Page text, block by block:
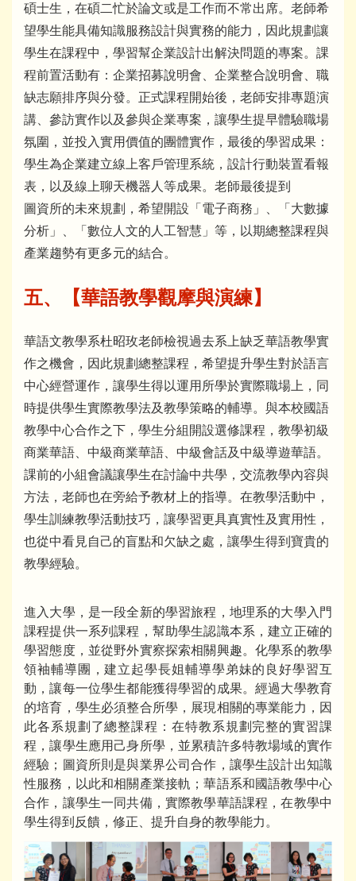
碩士生，在碩二忙於論文或是工作而不常出席。老師希
望學生能具備知識服務設計與實務的能力，因此規劃讓
學生在課程中，學習幫企業設計出解決問題的專案。課
程前置活動有：企業招募說明會、企業整合說明會、職
缺志願排序與分發。正式課程開始後，老師安排專題演
講、參訪實作以及參與企業專案，讓學生提早體驗職場
氛圍，並投入實用價值的團體實作，最後的學習成果：
學生為企業建立線上客戶管理系統，設計行動裝置看報
表，以及線上聊天機器人等成果。老師最後提到
圖資所的未來規劃，希望開設「電子商務」、「大數據
分析」、「數位人文的人工智慧」等，以期總整課程與
產業趨勢有更多元的結合。
五、 【華語教學觀摩與演練】
華語文教學系杜昭玫老師檢視過去系上缺乏華語教學實
作之機會，因此規劃總整課程，希望提升學生對於語言
中心經營運作，讓學生得以運用所學於實際職場上，同
時提供學生實際教學法及教學策略的輔導。與本校國語
教學中心合作之下，學生分組開設選修課程，教學初級
商業華語、中級商業華語、中級會話及中級導遊華語。
課前的小組會議讓學生在討論中共學，交流教學內容與
方法，老師也在旁給予教材上的指導。在教學活動中，
學生訓練教學活動技巧，讓學習更具真實性及實用性，
也從中看見自己的盲點和欠缺之處，讓學生得到寶貴的
教學經驗。
進入大學，是一段全新的學習旅程，地理系的大學入門
課程提供一系列課程，幫助學生認識本系，建立正確的
學習態度，並從野外實察探索相關興趣。化學系的教學
領袖輔導團，建立起學長姐輔導學弟妹的良好學習互
動，讓每一位學生都能獲得學習的成果。經過大學教育
的培育，學生必須整合所學，展現相關的專業能力，因
此各系規劃了總整課程：在特教系規劃完整的實習課
程，讓學生應用己身所學，並累積許多特教場域的實作
經驗；圖資所則是與業界公司合作，讓學生設計出知識
性服務，以此和相關產業接軌；華語系和國語教學中心
合作，讓學生一同共備，實際教學華語課程，在教學中
學生得到反饋，修正、提升自身的教學能力。